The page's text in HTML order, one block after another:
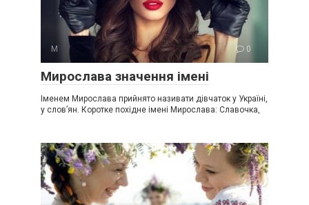
М 0
Мирослава значення імені
Іменем Мирослава прийнято називати дівчаток у Україні,
у слов’ян. Коротке похідне імені Мирослава: Славочка,